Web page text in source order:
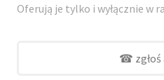
Oferują je tylko i wyłącznie w
☎ zgłoś